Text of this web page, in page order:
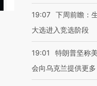
19:07 下周前瞻：
大选进入竞选阶段
19:01
特朗普坚称
会向乌克兰提供更多